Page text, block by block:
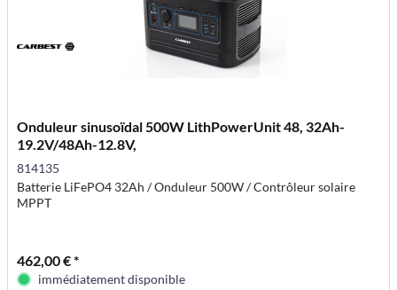
Onduleur sinusoïdal 500W LithPowerUnit 48, 32Ah-
19.2V/48Ah-12.8V,
814135
Batterie LiFePO4 32Ah / Onduleur 500W / Contrôleur solaire
MPPT
462,00 € *
immédiatement disponible